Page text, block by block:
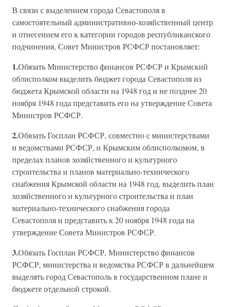
В связи с выделением города Севастополя в
самостоятельный административно-хозяйственный центр
и отнесением его к категории городов республиканского
подчинения, Совет Министров РСФСР постановляет:
1.Обязать Министерство финансов РСФСР и Крымский
облисполком выделить бюджет города Севастополя из
бюджета Крымской области на 1948 год и не позднее 20
ноября 1948 года представить его на утверждение Совета
Министров РСФСР.
2.Обязать Госплан РСФСР, совместно с министерствами
и ведомствами РСФСР, и Крымским облисполкомом, в
пределах планов хозяйственного и культурного
строительства и планов материально-технического
снабжения Крымской области на 1948 год, выделить план
хозяйственного и культурного строительства и план
материально-технического снабжения города
Севастополя и представить к 20 ноября 1948 года на
утверждение Совета Министров РСФСР.
3.Обязать Госплан РСФСР, Министерство финансов
РСФСР, министерства и ведомства РСФСР в дальнейшем
выделять город Севастополь в государственном плане и
бюджете отдельной строкой.